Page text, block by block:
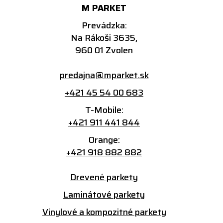
M PARKET
Prevádzka:
Na Rákoši 3635,
960 01 Zvolen
predajna@mparket.sk
+421 45 54 00 683
T-Mobile:
+421 911 441 844
Orange:
+421 918 882 882
Drevené parkety
Laminátové parkety
Vinylové a kompozitné parkety